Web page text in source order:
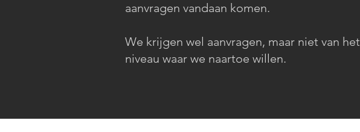
aanvragen vandaan komen.
We krijgen wel aanvragen, maar niet van het
niveau waar we naartoe willen.